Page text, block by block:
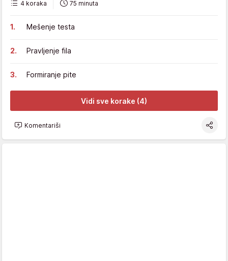
4 koraka 75 minuta
Mešenje testa
Pravljenje fila
Formiranje pite
Vidi sve korake (4)
Komentariši